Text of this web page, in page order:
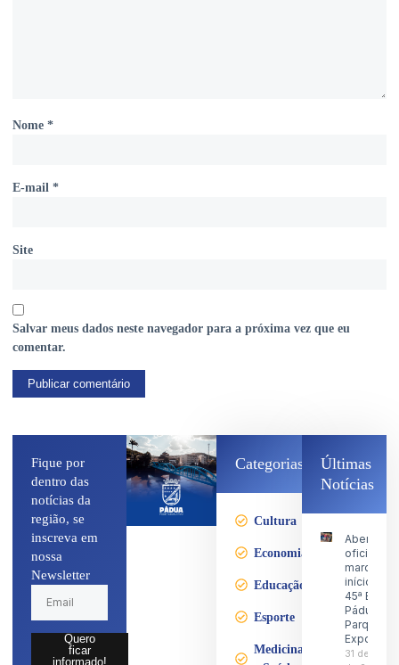
Nome *
E-mail *
Site
Salvar meus dados neste navegador para a próxima vez que eu
comentar.
Fique por
dentro das
notícias da
região, se
inscreva em
nossa
Newsletter
Quero
ficar
informado!
Categorias
Cultura
Economia
Educação
Esporte
Medicina
Últimas
Notícias
Abertura
oficial
marca o
início da
45ª Expo
Pádua no
Parque de
31 de julho